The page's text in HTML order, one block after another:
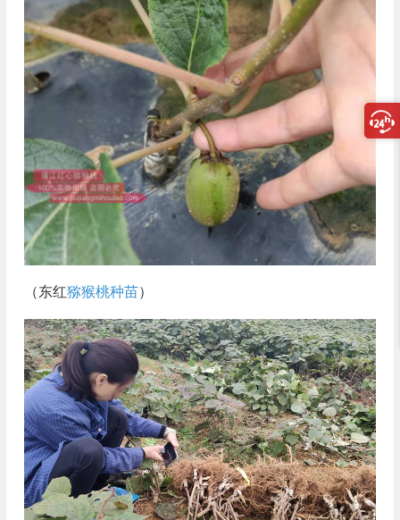
（东红猕猴桃种苗）